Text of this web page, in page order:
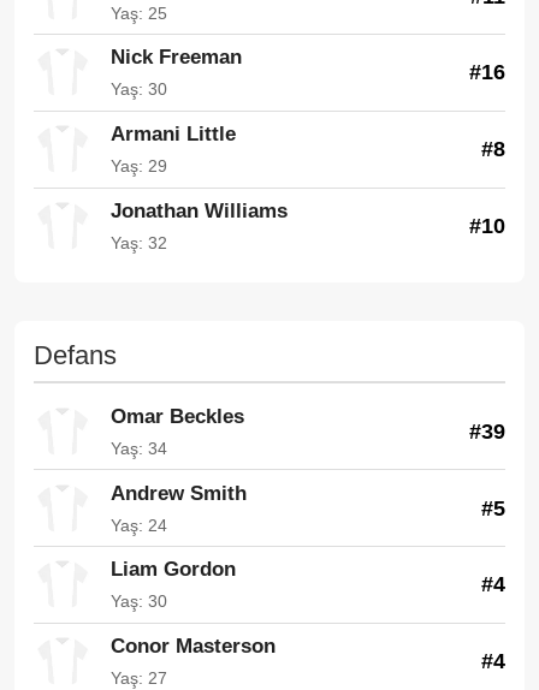
Yaş: 25
Nick Freeman
Yaş: 30
#16
Armani Little
Yaş: 29
#8
Jonathan Williams
Yaş: 32
#10
Defans
Omar Beckles
Yaş: 34
#39
Andrew Smith
Yaş: 24
#5
Liam Gordon
Yaş: 30
#4
Conor Masterson
Yaş: 27
#4